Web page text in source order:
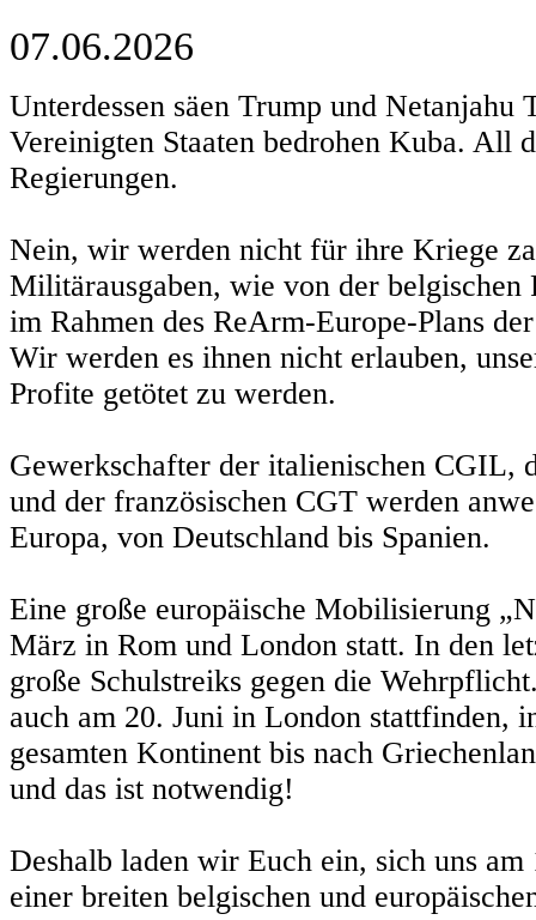
07.06.2026
Unterdessen säen Trump und Netanjahu
Vereinigten Staaten bedrohen Kuba. All
Regierungen.
Nein, wir werden nicht für ihre Kriege
Militärausgaben, wie von der
im Rahmen des ReArm-Europe-Plans
Wir werden es ihnen nicht erlauben,
Profite getötet zu werden.
Gewerkschafter der italienischen CGIL,
und der französischen CGT werden
Europa, von Deutschland bis Spanien.
Eine große europäische Mobilisierung
März in Rom und London statt. In den
große Schulstreiks gegen die
auch am 20. Juni in London stattfinden,
gesamten Kontinent bis nach
und das ist notwendig!
Deshalb laden wir Euch ein, sich uns
einer breiten belgischen und